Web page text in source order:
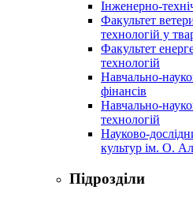
Інженерно-
Факультет
технологій у
Факультет
технологій
Навчально-
фінансів
Навчально-
технологій
Науково-
культур ім. О.
Підрозділи